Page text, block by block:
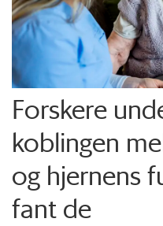
Forskere
koblingen
og hjernens
fant de